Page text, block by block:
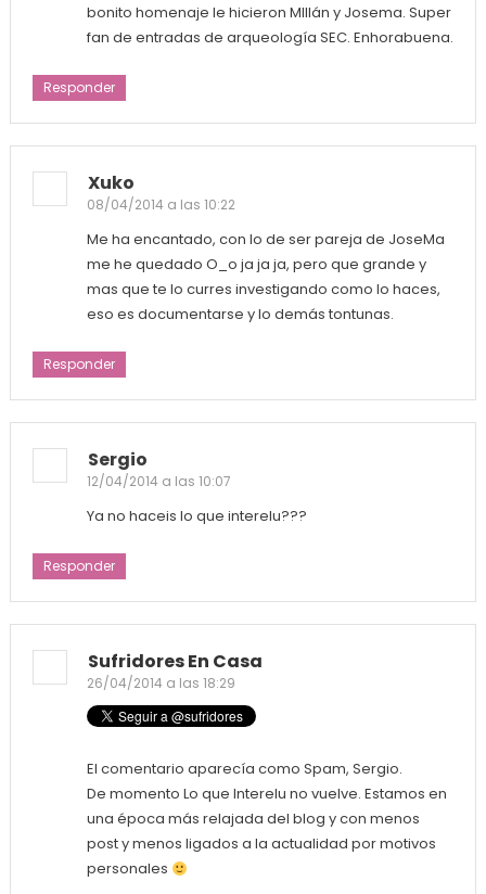
bonito homenaje le hicieron MIllán y Josema. Super
fan de entradas de arqueología SEC. Enhorabuena.
Responder
Xuko
08/04/2014 a las 10:22
Me ha encantado, con lo de ser pareja de JoseMa
me he quedado O_o ja ja ja, pero que grande y
mas que te lo curres investigando como lo haces,
eso es documentarse y lo demás tontunas.
Responder
Sergio
12/04/2014 a las 10:07
Ya no haceis lo que interelu???
Responder
Sufridores En Casa
26/04/2014 a las 18:29
El comentario aparecía como Spam, Sergio.
De momento Lo que Interelu no vuelve. Estamos en
una época más relajada del blog y con menos
post y menos ligados a la actualidad por motivos
personales